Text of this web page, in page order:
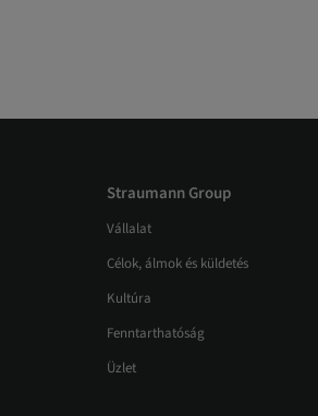
Straumann Group
Vállalat
Célok, álmok és küldetés
Kultúra
Fenntarthatóság
Üzlet